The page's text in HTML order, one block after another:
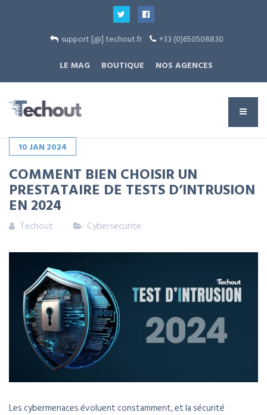
support [@] techout.fr
+33 (0)650508830
LE MAG
BOUTIQUE NOS AGENCES
10 JAN 2024
COMMENT BIEN CHOISIR UN
PRESTATAIRE DE TESTS D’INTRUSION
EN 2024
Techout Cybersecurite
Les cybermenaces évoluent constamment, et la sécurité